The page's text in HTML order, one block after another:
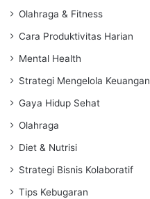
Olahraga & Fitness
Cara Produktivitas Harian
Mental Health
Strategi Mengelola Keuangan
Gaya Hidup Sehat
Olahraga
Diet & Nutrisi
Strategi Bisnis Kolaboratif
Tips Kebugaran